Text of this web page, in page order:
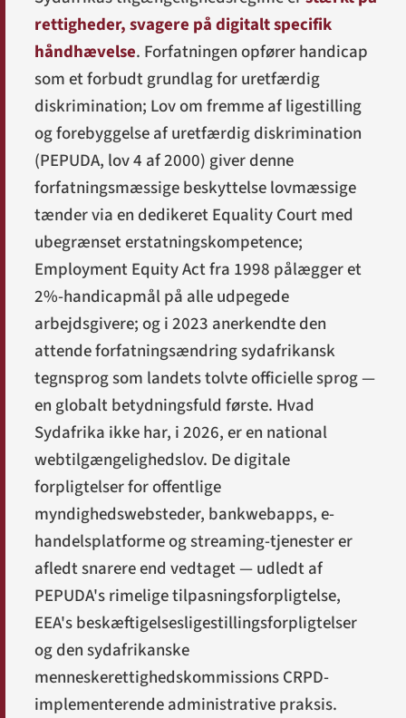
rettigheder, svagere på digitalt specifik
håndhævelse. Forfatningen opfører handicap
som et forbudt grundlag for uretfærdig
diskrimination; Lov om fremme af ligestilling
og forebyggelse af uretfærdig diskrimination
(PEPUDA, lov 4 af 2000) giver denne
forfatningsmæssige beskyttelse lovmæssige
tænder via en dedikeret Equality Court med
ubegrænset erstatningskompetence;
Employment Equity Act fra 1998 pålægger et
2%-handicapmål på alle udpegede
arbejdsgivere; og i 2023 anerkendte den
attende forfatningsændring sydafrikansk
tegnsprog som landets tolvte officielle sprog —
en globalt betydningsfuld første. Hvad
Sydafrika ikke har, i 2026, er en national
webtilgængeligheds­lov. De digitale
forpligtelser for offentlige
myndighedswebsteder, bankwebapps, e-
handels­platforme og streaming-tjenester er
afledt snarere end vedtaget — udledt af
PEPUDA's rimelige tilpasningsforpligtelse,
EEA's beskæftigelsesligestillings­forpligtelser
og den sydafrikanske
menneskerettighedskommissions CRPD-
implementerende administrative praksis.